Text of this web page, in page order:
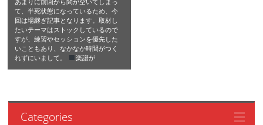
あまりに前回から間が空いてしまっ
て、半死状態になっているため、今
回は場継ぎ記事となります。取材し
たいテーマはストックしているので
すが、練習やセッションを優先した
いこともあり、なかなか時間がつく
れずにいまして。
楽譜が
Categories